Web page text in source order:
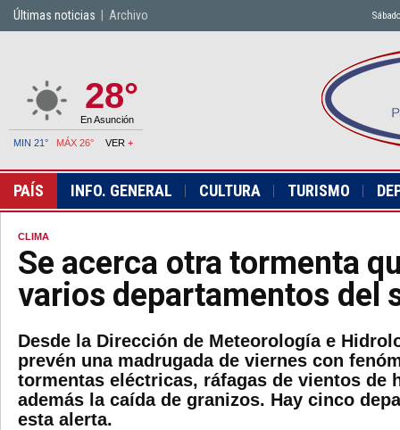
Últimas noticias Archivo
28°
En Asunción
MIN 21° MÁX 26° VER+
PAÍS INFO. GENERAL CULTURA TURISMO
CLIMA
Se acerca otra tormenta
varios departamentos del
Desde la Dirección de Meteorología e
prevén una madrugada de viernes con
tormentas eléctricas, ráfagas de vientos de
además la caída de granizos. Hay cinco
esta alerta.